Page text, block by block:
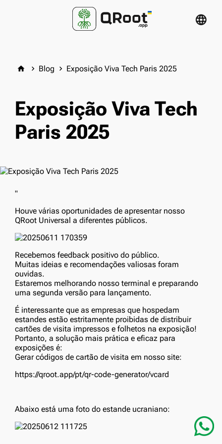
language
home keyboard_arrow_right Blog keyboard_arrow_right Exposição Viva Tech Paris 2025
Exposição Viva Tech
Paris 2025
"
Houve várias oportunidades de apresentar nosso
QRoot Universal a diferentes públicos.
Recebemos feedback positivo do público.
Muitas ideias e recomendações valiosas foram
ouvidas.
Estaremos melhorando nosso terminal e preparando
uma segunda versão para lançamento.
É interessante que as empresas que hospedam
estandes estão estritamente proibidas de distribuir
cartões de visita impressos e folhetos na exposição!
Portanto, a solução mais prática e eficaz para
exposições é:
Gerar códigos de cartão de visita em nosso site:
https://qroot.app/pt/qr-code-generator/vcard
Abaixo está uma foto do estande ucraniano: